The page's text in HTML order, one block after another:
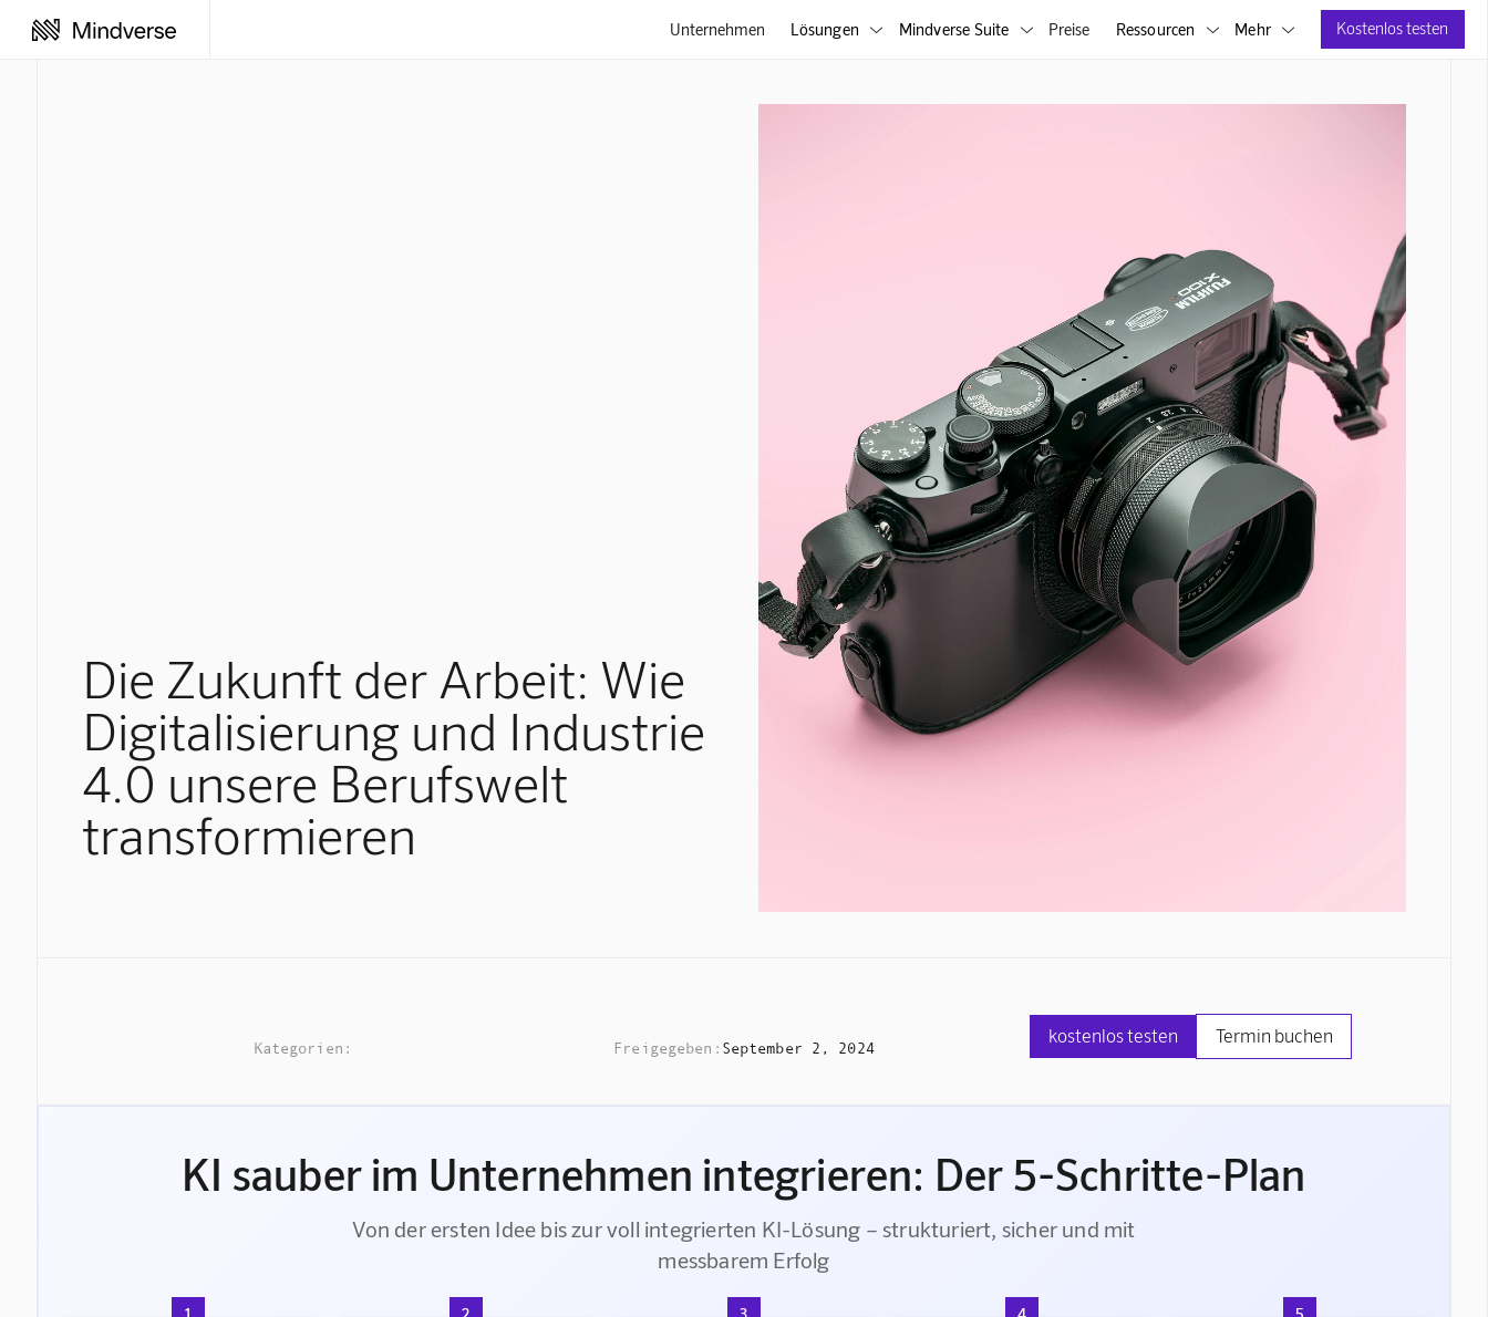
Unternehmen Lösungen  Mindverse Suite  Preise Ressourcen  Mehr  Kostenlos testen
Die Zukunft der Arbeit: Wie
Digitalisierung und Industrie
4.0 unsere Berufswelt
transformieren
Kategorien: Freigegeben: September 2, 2024
kostenlos testen Termin buchen
KI sauber im Unternehmen integrieren: Der 5-Schritte-Plan
Von der ersten Idee bis zur voll integrierten KI-Lösung – strukturiert, sicher und mit
messbarem Erfolg
1 2 3 4 5